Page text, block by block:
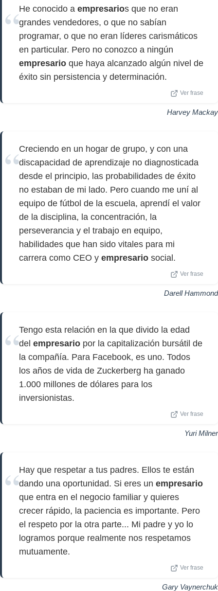
He conocido a empresarios que no eran
grandes vendedores, o que no sabían
programar, o que no eran líderes carismáticos
en particular. Pero no conozco a ningún
empresario que haya alcanzado algún nivel de
éxito sin persistencia y determinación.
Ver frase
Harvey Mackay
Creciendo en un hogar de grupo, y con una
discapacidad de aprendizaje no diagnosticada
desde el principio, las probabilidades de éxito
no estaban de mi lado. Pero cuando me uní al
equipo de fútbol de la escuela, aprendí el valor
de la disciplina, la concentración, la
perseverancia y el trabajo en equipo,
habilidades que han sido vitales para mi
carrera como CEO y empresario social.
Ver frase
Darell Hammond
Tengo esta relación en la que divido la edad
del empresario por la capitalización bursátil de
la compañía. Para Facebook, es uno. Todos
los años de vida de Zuckerberg ha ganado
1.000 millones de dólares para los
inversionistas.
Ver frase
Yuri Milner
Hay que respetar a tus padres. Ellos te están
dando una oportunidad. Si eres un empresario
que entra en el negocio familiar y quieres
crecer rápido, la paciencia es importante. Pero
el respeto por la otra parte... Mi padre y yo lo
logramos porque realmente nos respetamos
mutuamente.
Ver frase
Gary Vaynerchuk